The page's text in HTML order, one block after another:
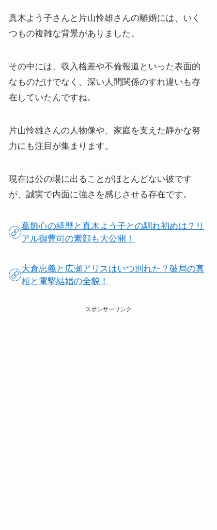
真木よう子さんと片山怜雄さんの離婚には、いく
つもの複雑な背景がありました。
その中には、収入格差や不倫報道といった表面的
なものだけでなく、深い人間関係のすれ違いも存
在していたんですね。
片山怜雄さんの人物像や、家庭を支えた静かな努
力にも注目が集まります。
現在は公の場に出ることがほとんどない彼です
が、誠実で内面に強さを感じさせる存在です。
葛飾心の経歴と真木よう子との馴れ初めは？リ
アル御曹司の素顔も大公開！
大倉忠義と広瀬アリスはいつ別れた？破局の真
相と電撃結婚の全貌！
スポンサーリンク